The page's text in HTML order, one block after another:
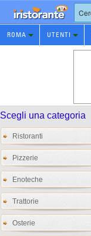
Prenotazione
Ristorante
ROMA UTENTI
Scegli una categoria
Ristoranti
Pizzerie
Enoteche
Trattorie
Osterie